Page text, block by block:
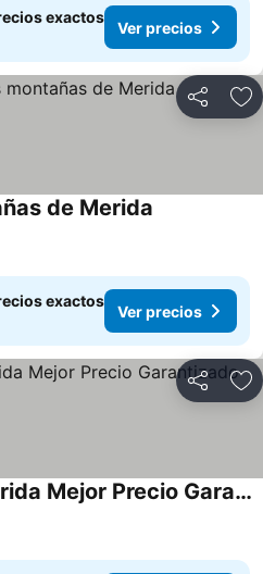
exactos
Ver precios
Compartir
de Merida
exactos
Ver precios
Compartir
Apartamentos En Merida Mejor Precio Garantizado